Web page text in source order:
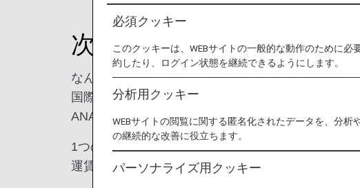
次の帰国を最大限満喫す
なんと！ANAなら東京行き運賃と日本国内その他
国際線と国内線を同じ旅程で同時に発券し、東京
ANAなら東京から40都市以上に乗り継ぎ可能です
1つの旅程で「東京」と「お選びいただいた日本国
運賃はそのままで楽しさ・思い出・ワクワクが倍
必須クッキー
このクッキーは、WEBサイトの一般的な動作のために
約したり、ログイン状態を継続できるようにします。
分析用クッキー
WEBサイトの閲覧に関する匿名化されたデータを、分析
の継続的な改善に役立ちます。
パーソナライズ用クッキー